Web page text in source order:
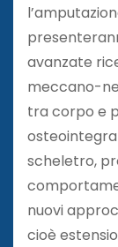
avanzate
meccano-
tra corpo e
scheletro,
nuovi
cioè